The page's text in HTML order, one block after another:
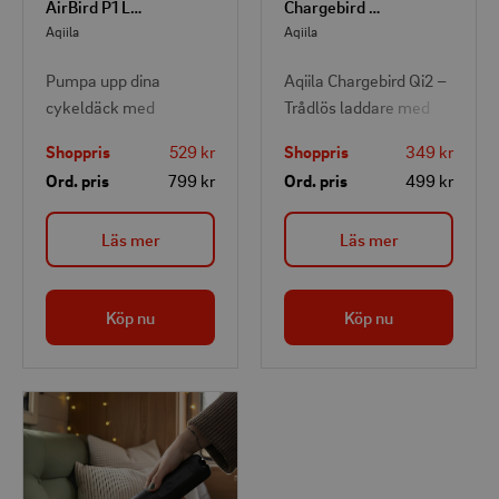
AirBird P1 Luftpump mini
Aqiila
Pumpa upp dina
cykeldäck med
Med en storlek på
endast 7 cm kan den
fylla dina däck till 120
PSI (8,3 BAR) på några
sekunder.
Shoppris
529 kr
Ord. pris
799 kr
Läs mer
Köp nu
Chargebird Trådlös laddare med bilfäste
Aqiila
Aqiila Chargebird Qi2 –
Trådlös laddare med
MagSafe-kompatibel.
Shoppris
349 kr
Ord. pris
499 kr
Läs mer
Köp nu